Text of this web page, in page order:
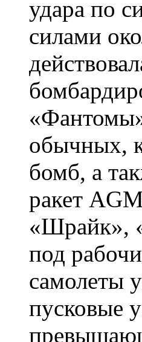
удара по
силами
обычных,
бомб, а
ракет
«Шрайк»,
под
самолеты
пусковые